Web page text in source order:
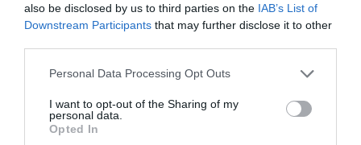
also be disclosed by us to third parties on the IAB’s List of
Downstream Participants that may further disclose it to other
Please note that this website/app uses one or more Google
not limited to your visit or usage behaviour. You may click to
grant or deny consent to Google and its third-party tags to
use your data for below specified purposes in below Google
Personal Data Processing Opt Outs
I want to opt-out of the Sharing of my
personal data.
Opted In
Προτεινόμενα άρθρα